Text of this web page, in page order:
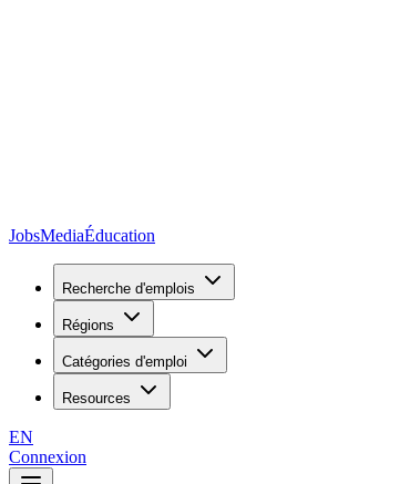
JobsMediaÉducation
Recherche d'emplois
Régions
Catégories d'emploi
Resources
EN
Connexion